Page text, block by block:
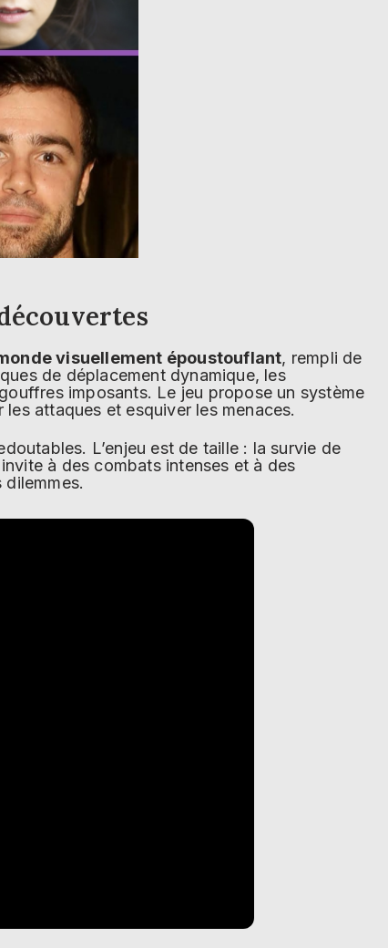
visuellement époustouflant, rempli de
de déplacement dynamique, les
imposants. Le jeu propose un système
attaques et esquiver les menaces.
L’enjeu est de taille : la survie de
à des combats intenses et à des